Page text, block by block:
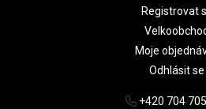
Registrovat
Moje
Odhlásit se
+420 704